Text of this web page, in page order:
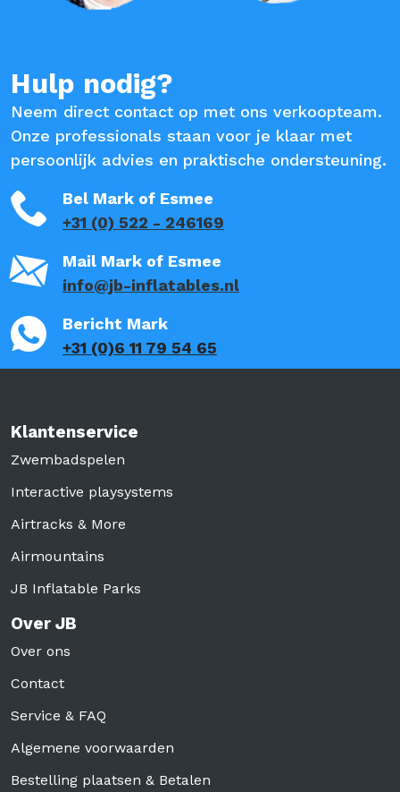
Hulp nodig?
Neem direct contact op met ons verkoopteam.
Onze professionals staan voor je klaar met
persoonlijk advies en praktische ondersteuning.
Bel Mark of Esmee
+31 (0) 522 - 246169
Mail Mark of Esmee
info@jb-inflatables.nl
Bericht Mark
+31 (0)6 11 79 54 65
Klantenservice
Zwembadspelen
Interactive playsystems
Airtracks & More
Airmountains
JB Inflatable Parks
Over JB
Over ons
Contact
Service & FAQ
Algemene voorwaarden
Bestelling plaatsen & Betalen